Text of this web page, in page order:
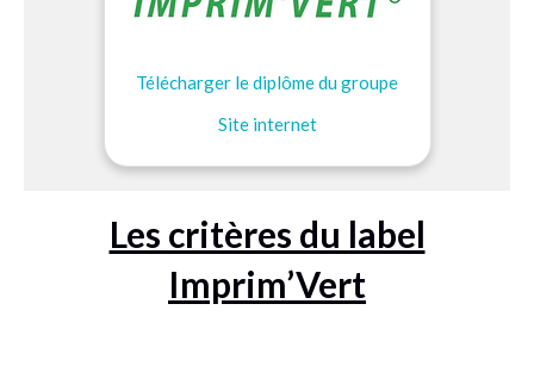
Télécharger le diplôme du groupe
Site internet
Les critères du label
Imprim’Vert